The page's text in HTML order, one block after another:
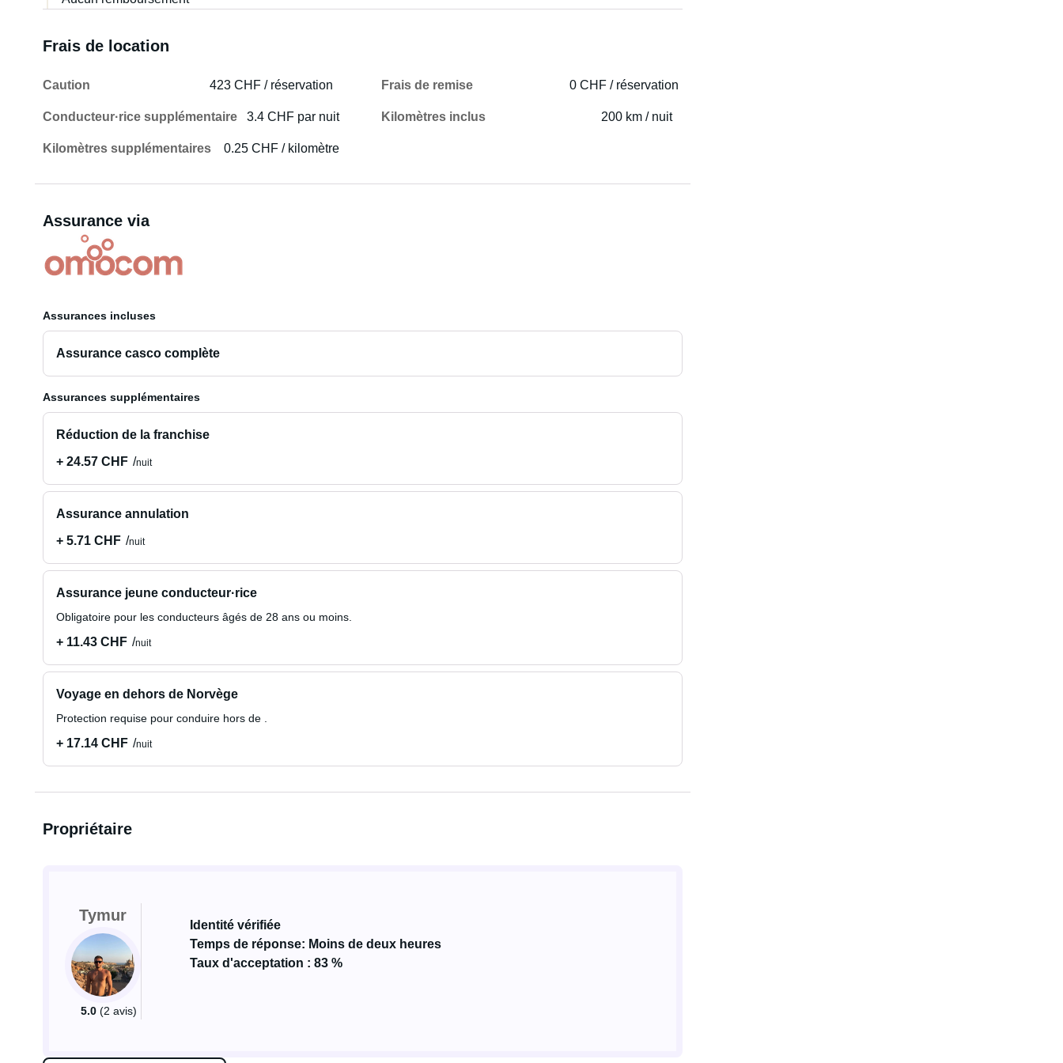
Frais de location
Caution 423 CHF / réservation Frais de remise 0 CHF / réservation
Conducteur·rice supplémentaire 3.4 CHF par nuit Kilomètres inclus 200 km / nuit
Kilomètres supplémentaires 0.25 CHF / kilomètre
Assurance via
Assurances incluses
Assurance casco complète
Assurances supplémentaires
Réduction de la franchise
+ 24.57 CHF
nuit
Assurance annulation
+ 5.71 CHF
nuit
Assurance jeune conducteur·rice
Obligatoire pour les conducteurs âgés de 28 ans ou moins.
+ 11.43 CHF nuit
Voyage en dehors de Norvège
Protection requise pour conduire hors de .
+ 17.14 CHF nuit
Propriétaire
Tymur
5.0 (2 avis)
Identité vérifiée
Temps de réponse: Moins de deux heures
Taux d'acceptation : 83 %